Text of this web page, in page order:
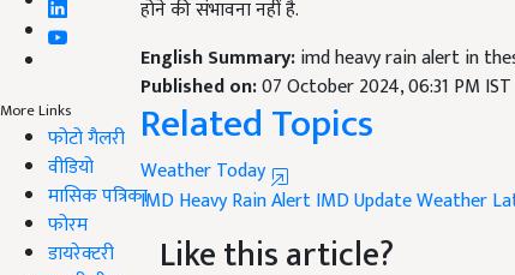
More Links
फोटो गैलरी
वीडियो
मासिक पत्रिका
फोरम
डायरेक्टरी
Published on:07 October 2024, 06:31 PM IST
Related Topics
Weather Today
IMD Heavy Rain Alert
Like this article?